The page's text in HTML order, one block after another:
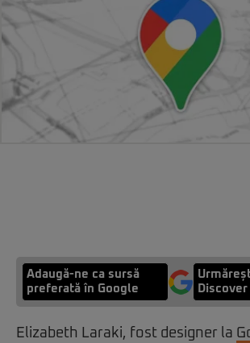
Adaugă-ne ca sursă
preferată în Google
Discover
Elizabeth Laraki, fost designer la